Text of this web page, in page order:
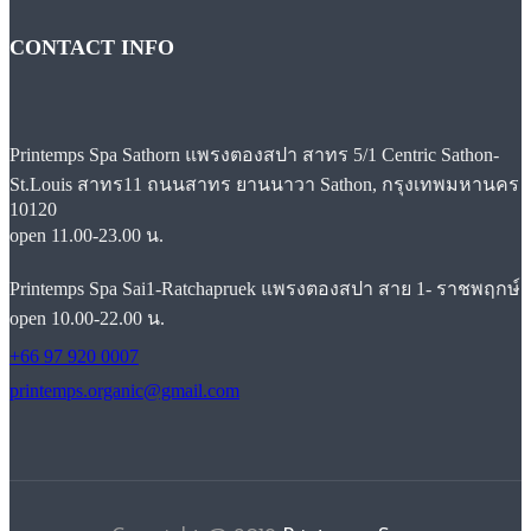
CONTACT INFO
Printemps Spa Sathorn แพรงตองสปา สาทร 5/1 Centric Sathon-
St.Louis สาทร11 ถนนสาทร ยานนาวา Sathon, กรุงเทพมหานคร
10120
open 11.00-23.00 น.
Printemps Spa Sai1-Ratchapruek แพรงตองสปา สาย 1- ราชพฤกษ์
open 10.00-22.00 น.
+66 97 920 0007
printemps.organic@gmail.com